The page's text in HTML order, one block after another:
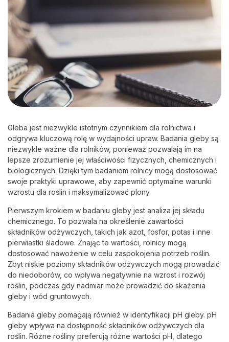
Gleba jest niezwykle istotnym czynnikiem dla rolnictwa i
odgrywa kluczową rolę w wydajności upraw. Badania gleby są
niezwykle ważne dla rolników, ponieważ pozwalają im na
lepsze zrozumienie jej właściwości fizycznych, chemicznych i
biologicznych. Dzięki tym badaniom rolnicy mogą dostosować
swoje praktyki uprawowe, aby zapewnić optymalne warunki
wzrostu dla roślin i maksymalizować plony.
Pierwszym krokiem w badaniu gleby jest analiza jej składu
chemicznego. To pozwala na określenie zawartości
składników odżywczych, takich jak azot, fosfor, potas i inne
pierwiastki śladowe. Znając te wartości, rolnicy mogą
dostosować nawożenie w celu zaspokojenia potrzeb roślin.
Zbyt niskie poziomy składników odżywczych mogą prowadzić
do niedoborów, co wpływa negatywnie na wzrost i rozwój
roślin, podczas gdy nadmiar może prowadzić do skażenia
gleby i wód gruntowych.
Badania gleby pomagają również w identyfikacji pH gleby. pH
gleby wpływa na dostępność składników odżywczych dla
roślin. Różne rośliny preferują różne wartości pH, dlatego